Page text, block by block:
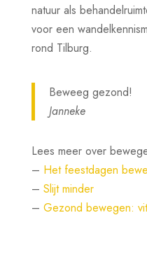
natuur als
voor een
rond Tilburg.
Beweeg gezond!
Janneke
Lees meer over
– Het feestdagen
– Slijt minder
– Gezond bewegen: